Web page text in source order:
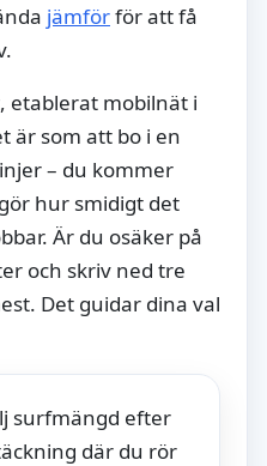
jämförför att få
etablerat mobilnät i
är som att bo i en
– du kommer
hur smidigt det
Är du osäker på
och skriv ned tre
Det guidar dina val
surfmängd efter
där du rör